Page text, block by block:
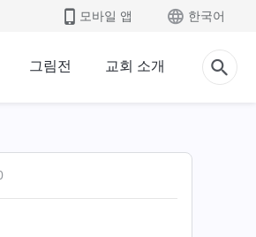
모바일 앱 한국어
그림전 교회 소개
매일의 하나님 말씀 ― 말세 심
매일의 하나님 말씀 ― 말세 심
판 | 발췌문 84